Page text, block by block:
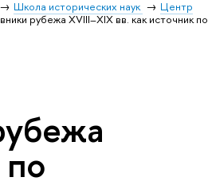
Школа исторических наук
Центр
рубежа XVIII–XIX вв. как источник по